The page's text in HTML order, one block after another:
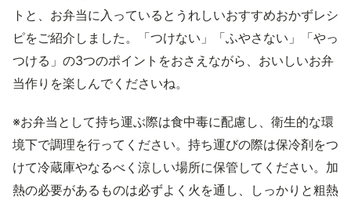
トと、お弁当に入っているとうれしいおすすめおかずレシ
ピをご紹介しました。「つけない」「ふやさない」「やっ
つける」の3つのポイントをおさえながら、おいしいお弁
当作りを楽しんでくださいね。
※お弁当として持ち運ぶ際は食中毒に配慮し、衛生的な環
境下で調理を行ってください。持ち運びの際は保冷剤をつ
けて冷蔵庫やなるべく涼しい場所に保管してください。加
熱の必要があるものは必ずよく火を通し、しっかりと粗熱